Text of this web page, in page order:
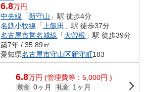
6.8万円
中央線 「新守山 」駅 徒歩4分
名鉄小牧線 「 上飯田 」駅 徒歩37分
名古屋市営名城線 「大曽根 」駅 徒歩39分
築7年 / 35.89㎡
愛知県名古屋市守山区新守町183
6.8万円 (管理費等：5,000円 )
敷金 0ヶ月 礼金
1ヶ月